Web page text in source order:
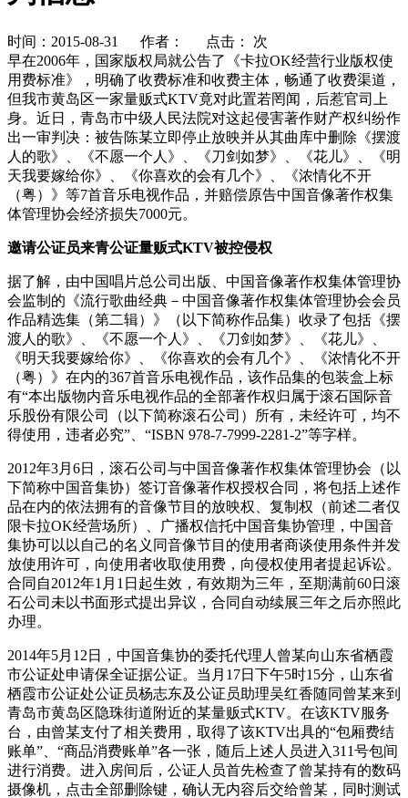
时间：2015-08-31 作者： 点击：
次
早在2006年，国家版权局就公告了《卡拉OK经营行业版权使
用费标准》，明确了收费标准和收费主体，畅通了收费渠道，
但我市黄岛区一家量贩式KTV竟对此置若罔闻，后惹官司上
身。近日，青岛市中级人民法院对这起侵害著作财产权纠纷作
出一审判决：被告陈某立即停止放映并从其曲库中删除《摆渡
人的歌》、《不愿一个人》、《刀剑如梦》、《花儿》、《明
天我要嫁给你》、《你喜欢的会有几个》、《浓情化不开
（粤）》等7首音乐电视作品，并赔偿原告中国音像著作权集
体管理协会经济损失7000元。
邀请公证员来青公证量贩式KTV被控侵权
据了解，由中国唱片总公司出版、中国音像著作权集体管理协
会监制的《流行歌曲经典－中国音像著作权集体管理协会会员
作品精选集（第二辑）》（以下简称作品集）收录了包括《摆
渡人的歌》、《不愿一个人》、《刀剑如梦》、《花儿》、
《明天我要嫁给你》、《你喜欢的会有几个》、《浓情化不开
（粤）》在内的367首音乐电视作品，该作品集的包装盒上标
有“本出版物内音乐电视作品的全部著作权归属于滚石国际音
乐股份有限公司（以下简称滚石公司）所有，未经许可，均不
得使用，违者必究”、“ISBN 978-7-7999-2281-2”等字样。
2012年3月6日，滚石公司与中国音像著作权集体管理协会（以
下简称中国音集协）签订音像著作权授权合同，将包括上述作
品在内的依法拥有的音像节目的放映权、复制权（前述二者仅
限卡拉OK经营场所）、广播权信托中国音集协管理，中国音
集协可以以自己的名义同音像节目的使用者商谈使用条件并发
放使用许可，向使用者收取使用费，向侵权使用者提起诉讼。
合同自2012年1月1日起生效，有效期为三年，至期满前60日滚
石公司未以书面形式提出异议，合同自动续展三年之后亦照此
办理。
2014年5月12日，中国音集协的委托代理人曾某向山东省栖霞
市公证处申请保全证据公证。当月17日下午5时15分，山东省
栖霞市公证处公证员杨志东及公证员助理吴红香随同曾某来到
青岛市黄岛区隐珠街道附近的某量贩式KTV。在该KTV服务
台，由曾某支付了相关费用，取得了该KTV出具的“包厢费结
账单”、“商品消费账单”各一张，随后上述人员进入311号包间
进行消费。进入房间后，公证人员首先检查了曾某持有的数码
摄像机，点击全部删除键，确认无内容后交给曾某，同时测试